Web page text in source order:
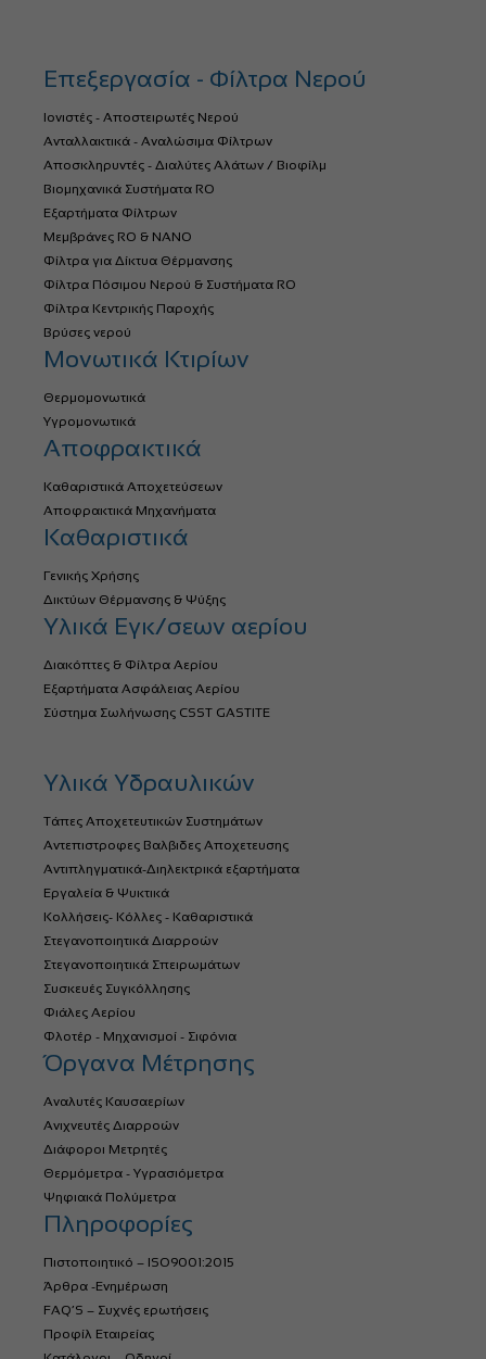
Επεξεργασία - Φίλτρα Νερού
Ιονιστές - Αποστειρωτές Νερού
Ανταλλακτικά - Αναλώσιμα Φίλτρων
Αποσκληρυντές - Διαλύτες Αλάτων / Βιοφίλμ
Βιομηχανικά Συστήματα RO
Εξαρτήματα Φίλτρων
Μεμβράνες RO & NANO
Φίλτρα για Δίκτυα Θέρμανσης
Φίλτρα Πόσιμου Νερού & Συστήματα RO
Φίλτρα Κεντρικής Παροχής
Βρύσες νερού
Μονωτικά Κτιρίων
Θερμομονωτικά
Υγρομονωτικά
Αποφρακτικά
Καθαριστικά Αποχετεύσεων
Αποφρακτικά Μηχανήματα
Καθαριστικά
Γενικής Χρήσης
Δικτύων Θέρμανσης & Ψύξης
Υλικά Εγκ/σεων αερίου
Διακόπτες & Φίλτρα Αερίου
Εξαρτήματα Ασφάλειας Αερίου
Σύστημα Σωλήνωσης CSST GASTITE
Υλικά Υδραυλικών
Τάπες Αποχετευτικών Συστημάτων
Αντεπιστροφες Βαλβιδες Αποχετευσης
Αντιπληγματικά-Διηλεκτρικά εξαρτήματα
Εργαλεία & Ψυκτικά
Κολλήσεις- Κόλλες - Καθαριστικά
Στεγανοποιητικά Διαρροών
Στεγανοποιητικά Σπειρωμάτων
Συσκευές Συγκόλλησης
Φιάλες Αερίου
Φλοτέρ - Μηχανισμοί - Σιφόνια
Όργανα Μέτρησης
Αναλυτές Καυσαερίων
Ανιχνευτές Διαρροών
Διάφοροι Μετρητές
Θερμόμετρα - Υγρασιόμετρα
Ψηφιακά Πολύμετρα
Πληροφορίες
Πιστοποιητικό – ISO9001:2015
Άρθρα -Ενημέρωση
FAQ’S – Συχνές ερωτήσεις
Προφίλ Εταιρείας